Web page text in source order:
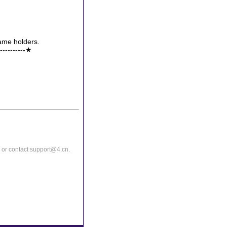
holders.
★
or contact support@4.cn.